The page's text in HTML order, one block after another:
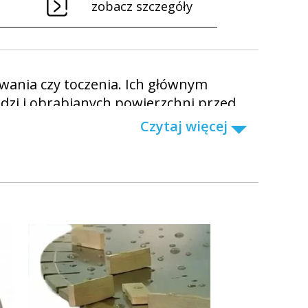
zobacz szczegóły
czy toczenia. Ich głównym
i obrabianych powierzchni przed
narzędzi i poprawia jakość
kolorowych.
substancji, takich jak
odpowiednie chłodziwo, aby
Czytaj więcej